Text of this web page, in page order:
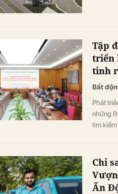
Tập
triển
tỉnh
Bất
Phát
những
tìm
Chỉ
Ấn